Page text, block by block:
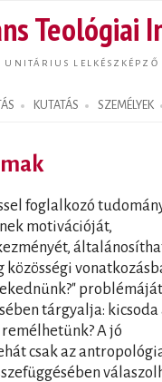
Teológiai
UNITÁRIUS LELKÉSZKÉPZŐ
KUTATÁS SZEMÉLYEK
foglalkozó
motivációját,
problémáját
tárgyalja: kicsoda
A jó
csak az